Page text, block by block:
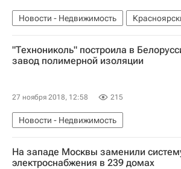
Новости - Недвижимость
Правительство РФ
Бюджет
Жилье
Недвижимость
Россия
"Технониколь" построила в
завод полимерной изоляции
27 ноября 2018, 12:58 215
Новости - Недвижимость
Белоруссия
Технониколь
На западе Москвы заменили
электроснабжения в 239 домах